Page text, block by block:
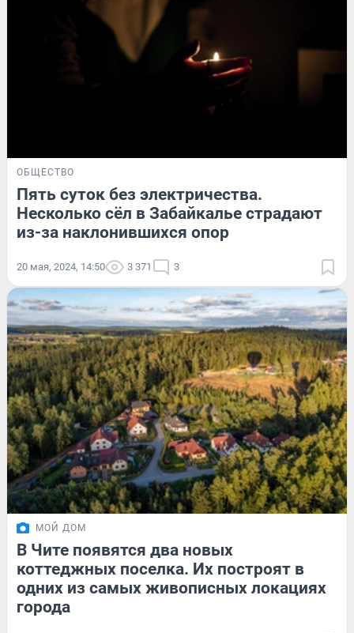
ОБЩЕСТВО
Пять суток без электричества.
Несколько сёл в Забайкалье страдают
из-за наклонившихся опор
20 мая, 2024, 14:50 3 371 3
МОЙ ДОМ
В Чите появятся два новых
коттеджных поселка. Их построят в
одних из самых живописных локациях
города